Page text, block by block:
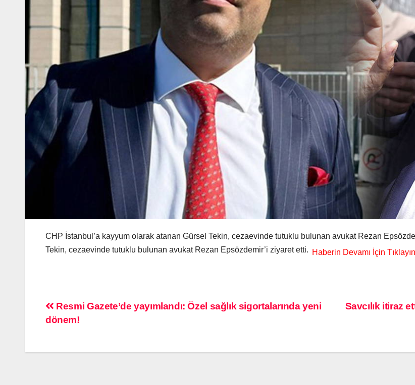
CHP İstanbul’a kayyum olarak atanan Gürsel Tekin, cezaevinde tutuklu bulunan avukat Rezan
Tekin, cezaevinde tutuklu bulunan avukat Rezan Epsözdemir’i ziyaret etti.
Savcılık itiraz
Resmi Gazete’de yayımlandı: Özel sağlık sigortalarında yeni
dönem!